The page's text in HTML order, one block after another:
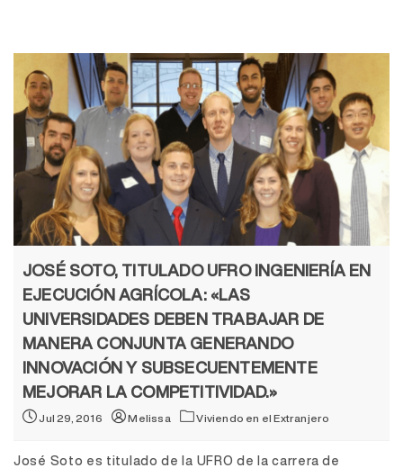
JOSÉ SOTO, TITULADO UFRO INGENIERÍA EN
EJECUCIÓN AGRÍCOLA: «LAS
UNIVERSIDADES DEBEN TRABAJAR DE
MANERA CONJUNTA GENERANDO
INNOVACIÓN Y SUBSECUENTEMENTE
MEJORAR LA COMPETITIVIDAD.»
Jul 29, 2016 Melissa Viviendo en el Extranjero
José Soto es titulado de la UFRO de la carrera de